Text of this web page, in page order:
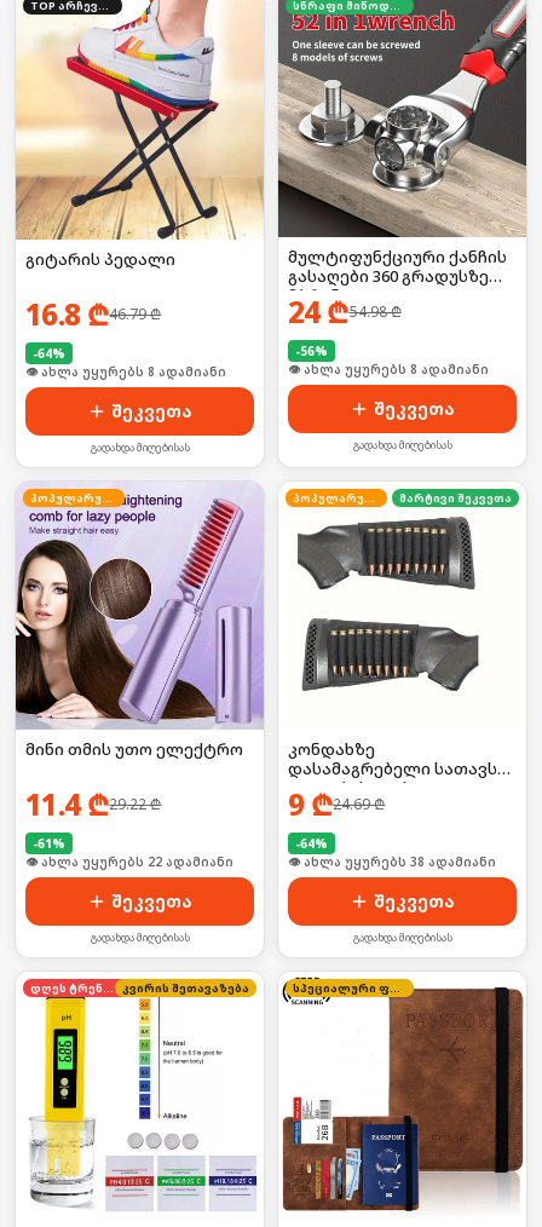
TOP არჩევანი
გიტარის პედალი
16.8 ₾46.79₾
-64%
🛒 ბოლო 24სთ-ში იყიდა 8-მა
შეკვეთა
გადახდა მიღებისას
სწრაფი მიწოდება
მულტიფუნქციური ქანჩის
გასაღები 360 გრადუსზე
მბრუნავი
24₾54.98₾
-56%
🛒 ბოლო 24სთ-ში იყიდა 13-მა
შეკვეთა
გადახდა მიღებისას
პოპულარული
მინი თმის უთო ელექტრო
11.4₾29.22₾
-61%
🛒 ბოლო 24სთ-ში იყიდა 29-მა
შეკვეთა
გადახდა მიღებისას
პოპულარული მარტივი შეკვეთა
კონდახზე
დასამაგრებელი სათავსო
ტყვიებისთვის
9 ₾24.69₾
-64%
🛒 ბოლო 24სთ-ში იყიდა 10-მა
შეკვეთა
გადახდა მიღებისას
დღეს ტრენდში კვირის შეთავაზება სპეციალური ფასი